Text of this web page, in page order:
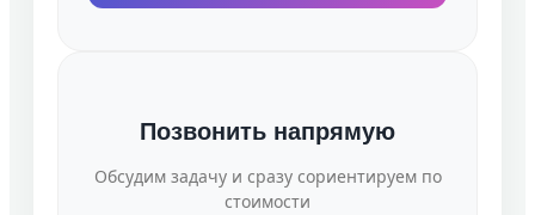
Позвонить напрямую
Обсудим задачу и сразу сориентируем по
стоимости